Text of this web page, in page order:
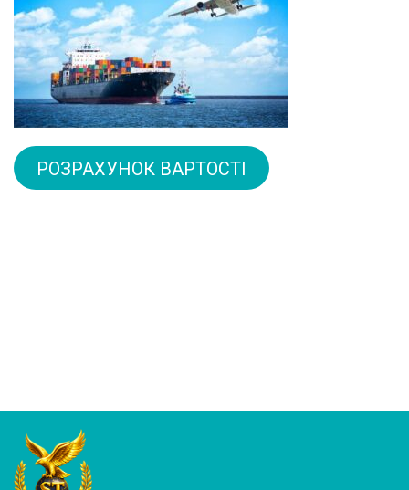
РОЗРАХУНОК ВАРТОСТІ